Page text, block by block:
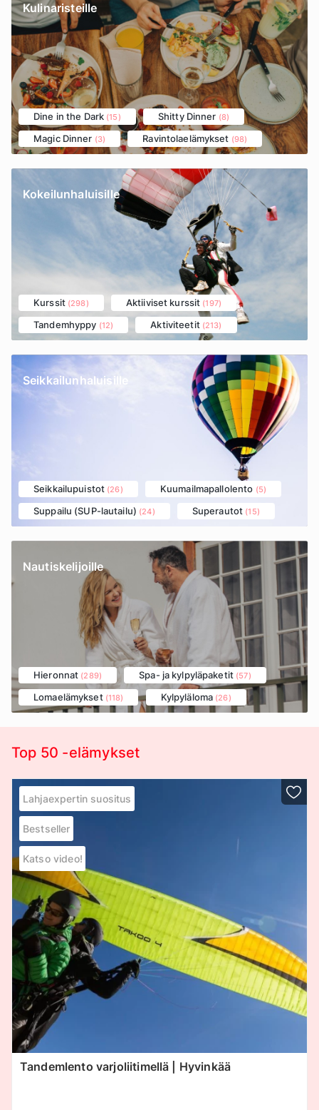
Kulinaristeille
Dine in the Dark (15) Shitty Dinner (8)
Magic Dinner (3) Ravintolaelämykset (98)
Kokeilunhaluisille
Kurssit (298) Aktiiviset kurssit (197)
Tandemhyppy (12) Aktiviteetit (213)
Seikkailunhaluisille
Seikkailupuistot (26) Kuumailmapallolento (5)
Suppailu (SUP-lautailu) (24) Superautot (15)
Nautiskelijoille
Hieronnat (289) Spa- ja kylpyläpaketit (57)
Lomaelämykset (118) Kylpyläloma (26)
Top 50 -elämykset
Lahjaexpertin suositus
Bestseller
Katso video!
Tandemlento varjoliitimellä | Hyvinkää